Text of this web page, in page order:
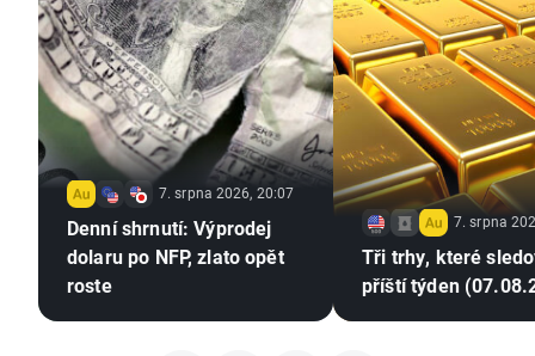
7. srpna 2026, 20:07
Denní shrnutí: Výprodej
dolaru po NFP, zlato opět
roste
7. srpna
Tři trhy, které
příští týden